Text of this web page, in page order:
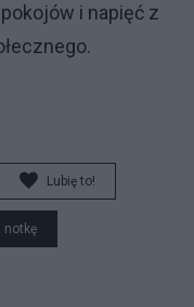
i napięć z
Lubię to!
notkę